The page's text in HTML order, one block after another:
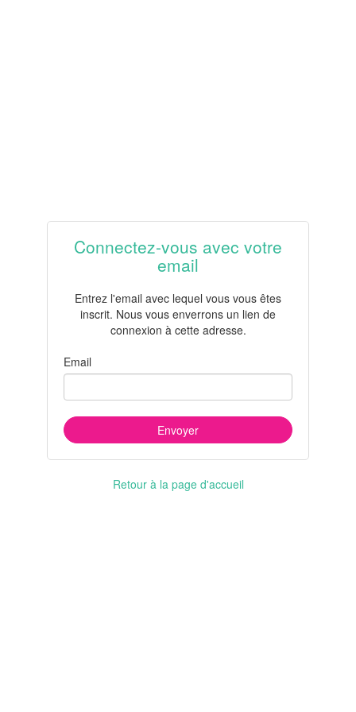
Connectez-vous avec votre
email
Entrez l'email avec lequel vous vous êtes
inscrit. Nous vous enverrons un lien de
connexion à cette adresse.
Email
Retour à la page d'accueil